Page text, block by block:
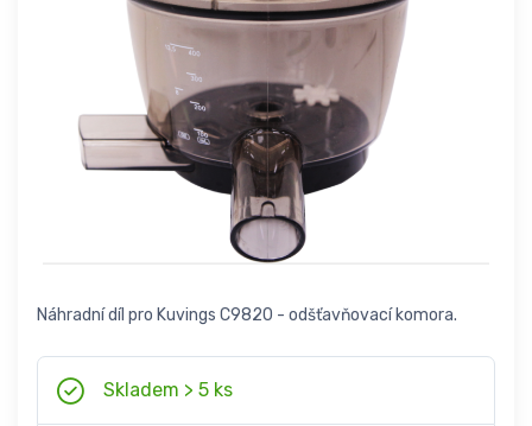
Náhradní díl pro Kuvings C9820 - odšťavňovací komora.
Skladem > 5 ks